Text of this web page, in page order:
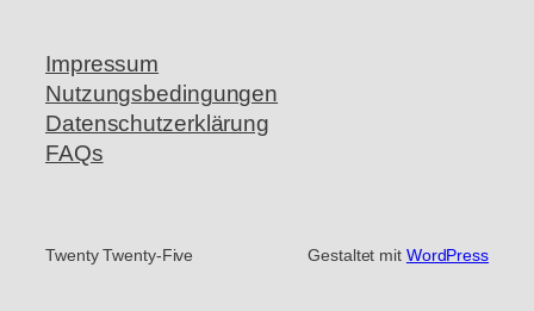
Impressum
Nutzungsbedingungen
Datenschutzerklärung
FAQs
Twenty Twenty-Five Gestaltet mit WordPress